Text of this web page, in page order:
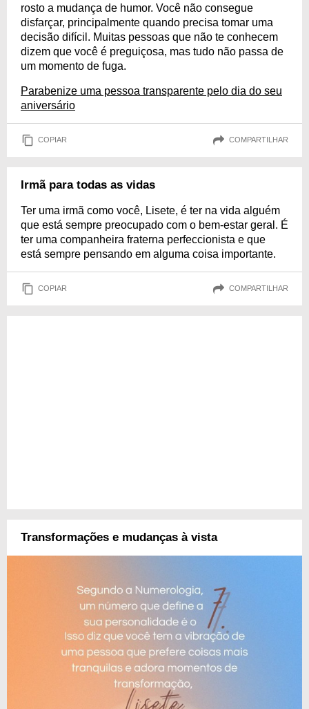
rosto a mudança de humor. Você não consegue
disfarçar, principalmente quando precisa tomar uma
decisão difícil. Muitas pessoas que não te conhecem
dizem que você é preguiçosa, mas tudo não passa de
um momento de fuga.
Parabenize uma pessoa transparente pelo dia do seu
aniversário
COPIAR COMPARTILHAR
Irmã para todas as vidas
Ter uma irmã como você, Lisete, é ter na vida alguém
que está sempre preocupado com o bem-estar geral. É
ter uma companheira fraterna perfeccionista e que
está sempre pensando em alguma coisa importante.
COPIAR COMPARTILHAR
Transformações e mudanças à vista